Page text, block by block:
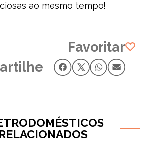
ao mesmo tempo!
Favoritar
RELACIONADOS